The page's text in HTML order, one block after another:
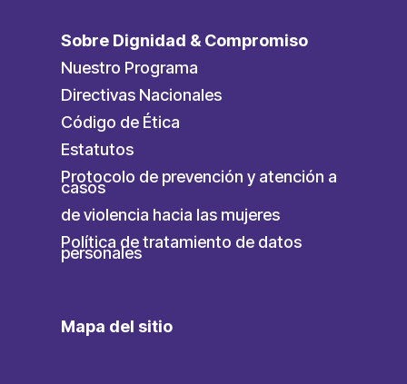
Sobre Dignidad & Compromiso
Nuestro Programa
Directivas Nacionales
Código de Ética
Estatutos
Protocolo de prevención y atención a
casos
de violencia hacia las mujeres
Política de tratamiento de datos
personales
Mapa del sitio